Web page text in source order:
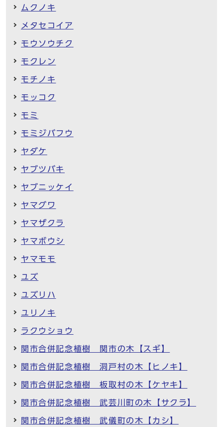
ムクノキ
メタセコイア
モウソウチク
モクレン
モチノキ
モッコク
モミ
モミジバフウ
ヤダケ
ヤブツバキ
ヤブニッケイ
ヤマグワ
ヤマザクラ
ヤマボウシ
ヤマモモ
ユズ
ユズリハ
ユリノキ
ラクウショウ
関市合併記念植樹 関市の木【スギ】
関市合併記念植樹 洞戸村の木【ヒノキ】
関市合併記念植樹 板取村の木【ケヤキ】
関市合併記念植樹 武芸川町の木【サクラ】
関市合併記念植樹 武儀町の木【カシ】